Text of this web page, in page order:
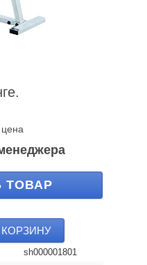
ТОВАР
sh000001801